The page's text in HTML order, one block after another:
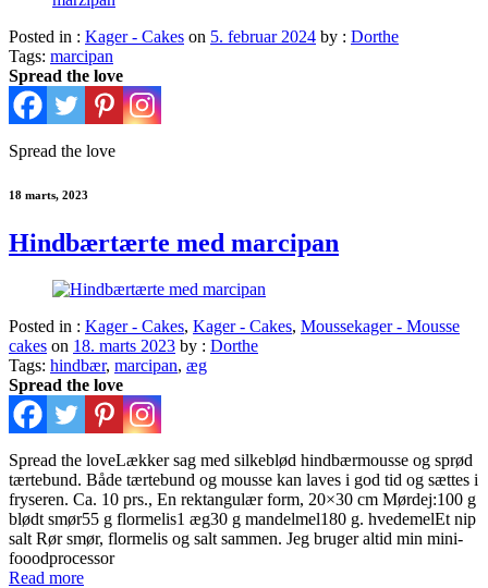
Posted in : Kager - Cakes on 5. februar 2024 by : Dorthe
Tags: marcipan
Spread the love
Spread the love
18 marts, 2023
Hindbærtærte med marcipan
Posted in : Kager - Cakes, Kager - Cakes, Moussekager - Mousse
cakes on 18. marts 2023 by : Dorthe
Tags: hindbær, marcipan, æg
Spread the love
Spread the loveLækker sag med silkeblød hindbærmousse og sprød
tærtebund. Både tærtebund og mousse kan laves i god tid og sættes i
fryseren. Ca. 10 prs., En rektangulær form, 20×30 cm Mørdej:100 g
blødt smør55 g flormelis1 æg30 g mandelmel180 g. hvedemelEt nip
salt Rør smør, flormelis og salt sammen. Jeg bruger altid min mini-
fooodprocessor
Read more